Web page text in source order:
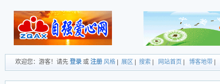
欢迎您：游客！请先 登录 或 注册 风格 展区 搜索 网站首页 博客地带